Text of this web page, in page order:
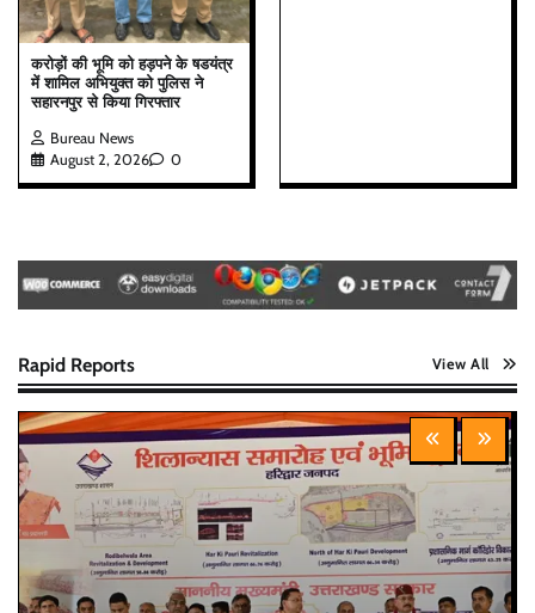
करोड़ों की भूमि को हड़पने के षडयंत्र
में शामिल अभियुक्त को पुलिस ने
सहारनपुर से किया गिरफ्तार
Bureau News
August 2, 2026
0
Rapid Reports View All